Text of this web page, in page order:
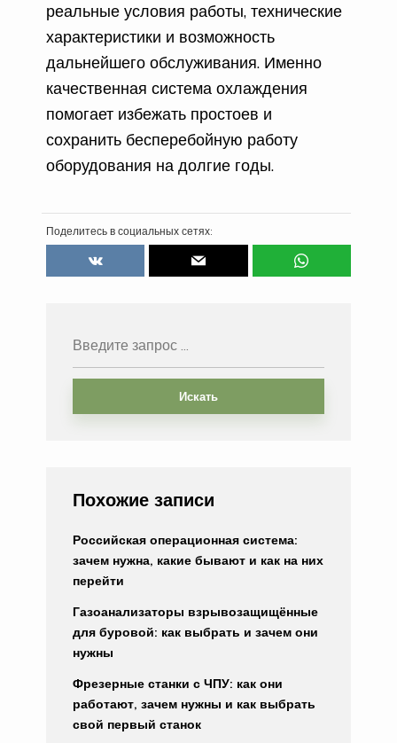
реальные условия работы, технические
характеристики и возможность
дальнейшего обслуживания. Именно
качественная система охлаждения
помогает избежать простоев и
сохранить бесперебойную работу
оборудования на долгие годы.
Поделитесь в социальных сетях:
Искать
Похожие записи
Российская операционная система:
зачем нужна, какие бывают и как на них
перейти
Газоанализаторы взрывозащищённые
для буровой: как выбрать и зачем они
нужны
Фрезерные станки с ЧПУ: как они
работают, зачем нужны и как выбрать
свой первый станок